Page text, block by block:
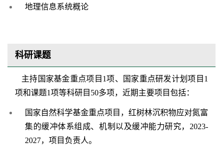
地理信息系统概论
科研课题
主持国家基金重点项目 1项、国家重点研发计划项目 1
项和课题1项等科研目 50多项，近期主要项目包括：
国家自然科学基金重点项目，红树林沉积物应对氮富
集的缓冲体系组成、机制以及缓冲能力研究， 2023-
2027，项目负责人。